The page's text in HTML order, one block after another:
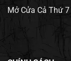
Mở Cửa Cả Thứ 7